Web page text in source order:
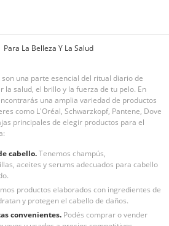
Para La Belleza Y La Salud
una parte esencial del ritual diario de
la salud, el brillo y la fuerza de tu pelo. En
una amplia variedad de productos
como L'Oréal, Schwarzkopf, Pantene, Dove
principales de elegir productos para el
cabello.Tenemos champús,
aceites y serums adecuados para cabello
productos elaborados con ingredientes de
y protegen el cabello de daños.
convenientes. Podés comprar o vender